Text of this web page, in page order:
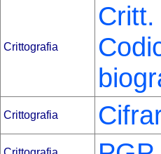
Crittografia
Crittografia